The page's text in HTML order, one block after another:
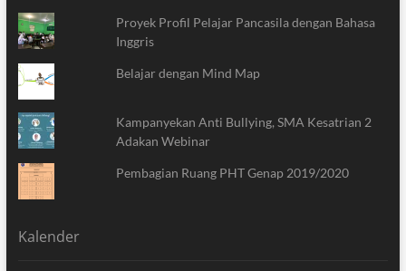
Proyek Profil Pelajar Pancasila dengan Bahasa
Inggris
Belajar dengan Mind Map
Kampanyekan Anti Bullying, SMA Kesatrian 2
Adakan Webinar
Pembagian Ruang PHT Genap 2019/2020
Kalender